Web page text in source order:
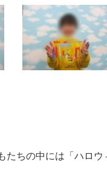
ちの中には「ハロ